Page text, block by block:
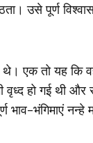
उसे पूर्ण
थे। एक तो यह कि
हो गई थी और
भंगिमाएं नन्हे